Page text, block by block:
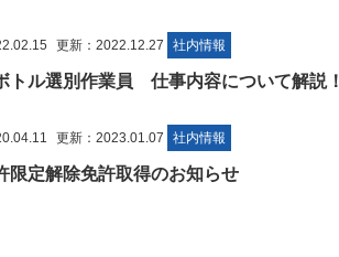
更新：2022.12.27 社内情報
トル選別作業員 仕事内容について解説！
更新：2023.01.07 社内情報
限定解除免許取得のお知らせ